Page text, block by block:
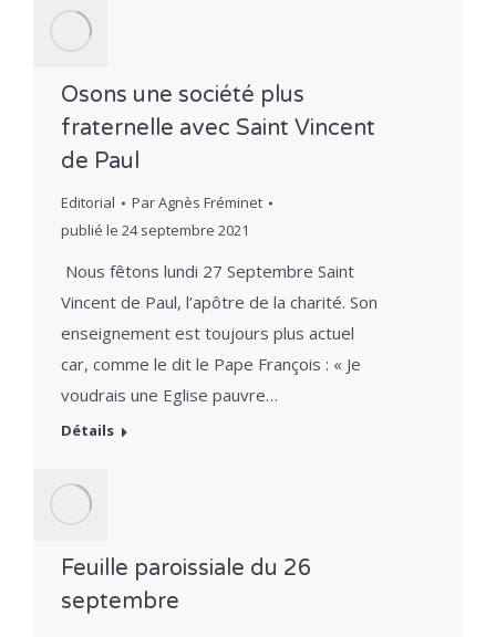
Osons une société plus
fraternelle avec Saint Vincent
de Paul
Editorial ParAgnès Fréminet
publié le 24 septembre 2021
Nous fêtons lundi 27 Septembre Saint
Vincent de Paul, l’apôtre de la charité. Son
enseignement est toujours plus actuel
car, comme le dit le Pape François : « Je
voudrais une Eglise pauvre…
Détails
Feuille paroissiale du 26
septembre